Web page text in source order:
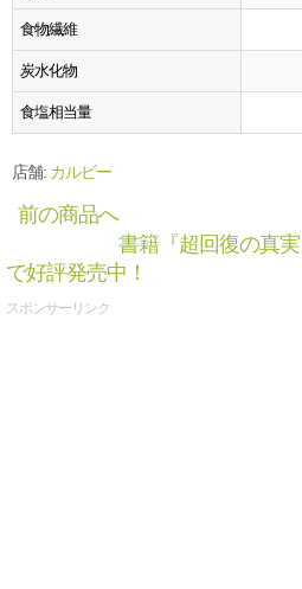
食物繊維
炭水化物
食塩相当量
店舗: カルビー
前の商品へ
書籍『超回復の真
で好評発売中！
スポンサーリンク